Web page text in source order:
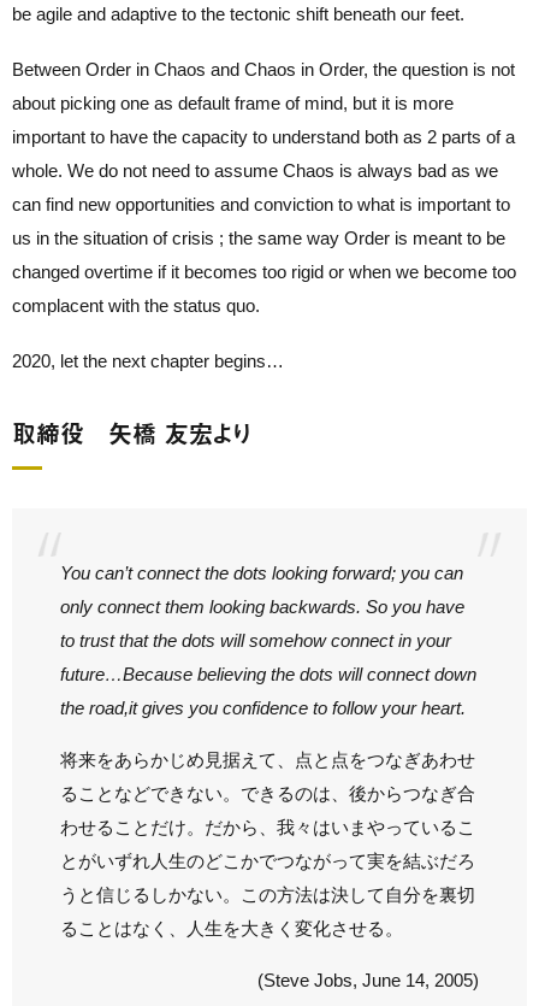
be agile and adaptive to the tectonic shift beneath our feet.
Between Order in Chaos and Chaos in Order, the question is not
about picking one as default frame of mind, but it is more
important to have the capacity to understand both as 2 parts of a
whole. We do not need to assume Chaos is always bad as we
can find new opportunities and conviction to what is important to
us in the situation of crisis ; the same way Order is meant to be
changed overtime if it becomes too rigid or when we become too
complacent with the status quo.
2020, let the next chapter begins…
取締役 矢橋 友宏より
You can’t connect the dots looking forward; you can
only connect them looking backwards. So you have
to trust that the dots will somehow connect in your
future…Because believing the dots will connect down
the road,it gives you confidence to follow your heart.
将来をあらかじめ見据えて、点と点をつなぎあわせ
ることなどできない。できるのは、後からつなぎ合
わせることだけ。だから、我々はいまやっているこ
とがいずれ人生のどこかでつながって実を結ぶだろ
うと信じるしかない。この方法は決して自分を裏切
ることはなく、人生を大きく変化させる。
(Steve Jobs, June 14, 2005)